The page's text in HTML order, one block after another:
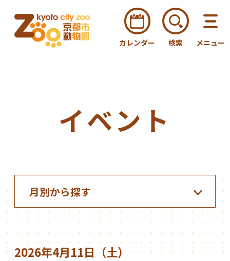
カレンダー 検索 メニュー
イベント
2026年4月11日（土）